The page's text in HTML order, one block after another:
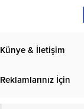
Künye & İletişim
Reklamlarınız İçin